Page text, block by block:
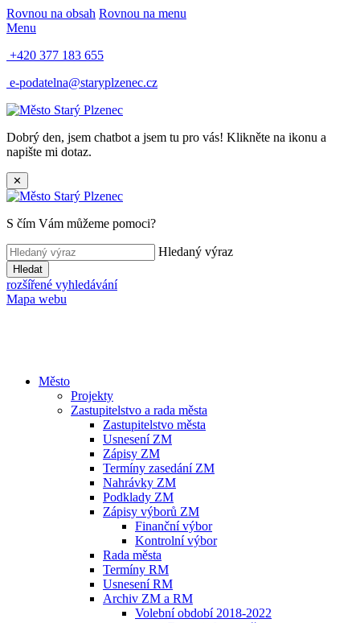
Rovnou na obsah Rovnou na menu
Menu
+420 377 183 655
e-podatelna@staryplzenec.cz
Dobrý den, jsem chatbot a jsem tu pro vás! Klikněte na ikonu a
napište mi dotaz.
✕
S čím Vám můžeme pomoci?
Hledaný výraz
Hledat
rozšířené vyhledávání
Mapa webu
Město
Projekty
Zastupitelstvo a rada města
Zastupitelstvo města
Usnesení ZM
Zápisy ZM
Termíny zasedání ZM
Nahrávky ZM
Podklady ZM
Zápisy výborů ZM
Finanční výbor
Kontrolní výbor
Rada města
Termíny RM
Usnesení RM
Archiv ZM a RM
Volební období 2018-2022